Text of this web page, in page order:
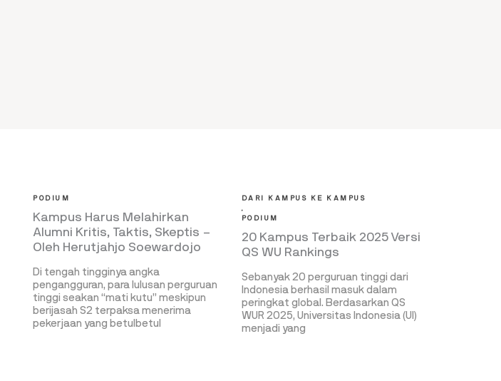
PODIUM
Kampus Harus Melahirkan
Alumni Kritis, Taktis, Skeptis –
Oleh Herutjahjo Soewardojo
Di tengah tingginya angka
pengangguran, para lulusan perguruan
tinggi seakan “mati kutu” meskipun
berijasah S2 terpaksa menerima
pekerjaan yang betulbetul
DARI KAMPUS KE KAMPUS
,
PODIUM
20 Kampus Terbaik 2025 Versi
QS WU Rankings
Sebanyak 20 perguruan tinggi dari
Indonesia berhasil masuk dalam
peringkat global. Berdasarkan QS
WUR 2025, Universitas Indonesia (UI)
menjadi yang